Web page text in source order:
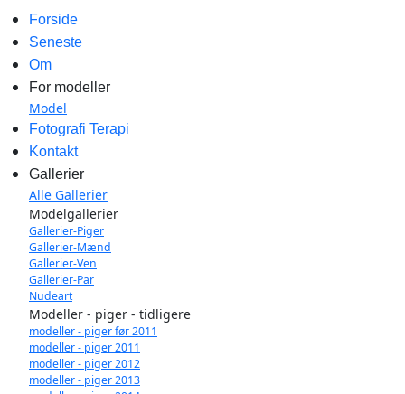
Forside
Seneste
Om
For modeller
Model
Fotografi Terapi
Kontakt
Gallerier
Alle Gallerier
Modelgallerier
Gallerier-Piger
Gallerier-Mænd
Gallerier-Ven
Gallerier-Par
Nudeart
Modeller - piger - tidligere
modeller - piger før 2011
modeller - piger 2011
modeller - piger 2012
modeller - piger 2013